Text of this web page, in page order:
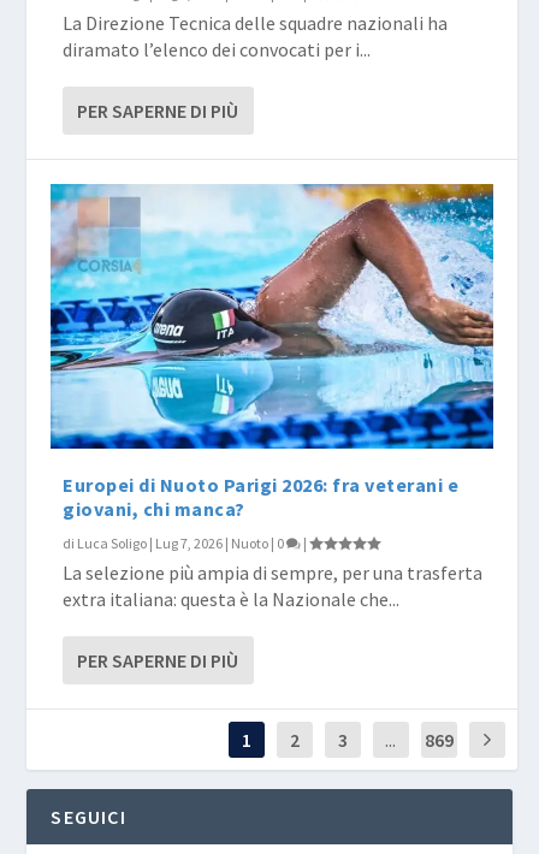
La Direzione Tecnica delle squadre nazionali ha
diramato l’elenco dei convocati per i...
PER SAPERNE DI PIÙ
Europei di Nuoto Parigi 2026: fra veterani e
giovani, chi manca?
di Luca Soligo | Lug 7, 2026 | Nuoto | 0 |
La selezione più ampia di sempre, per una trasferta
extra italiana: questa è la Nazionale che...
PER SAPERNE DI PIÙ
1 2 3 ... 869
SEGUICI